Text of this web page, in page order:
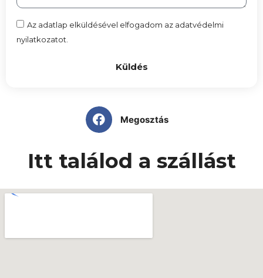
Az adatlap elküldésével elfogadom az adatvédelmi
nyilatkozatot.
Küldés
Megosztás
Itt találod a szállást